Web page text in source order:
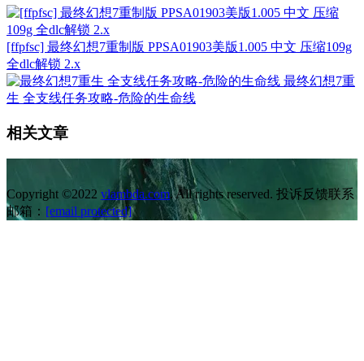
[ffpfsc] 最终幻想7重制版 PPSA01903美版1.005 中文 压缩109g
全dlc解锁 2.x
最终幻想7重
生 全支线任务攻略-危险的生命线
相关文章
Copyright ©2022 vlambda.com. All rights reserved. 投诉反馈联系
邮箱： [email protected]